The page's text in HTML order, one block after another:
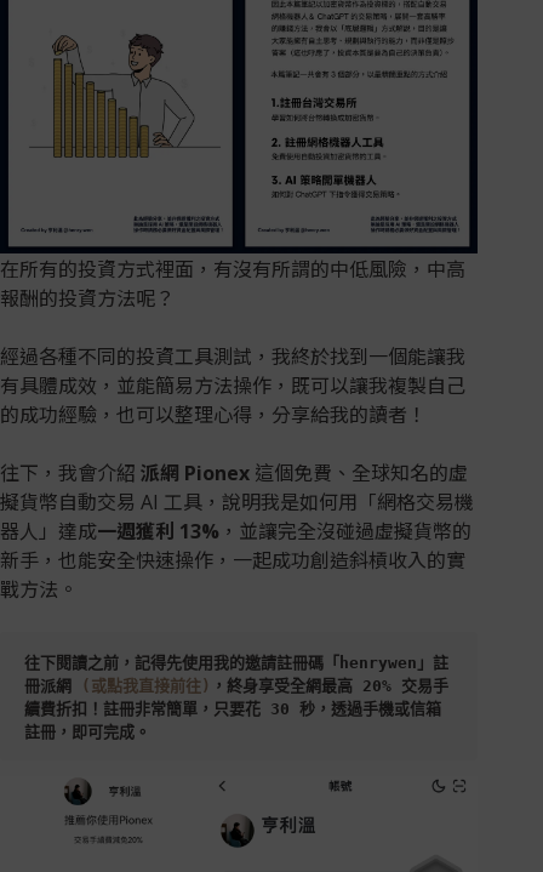
在所有的投資方式裡面，有沒有所謂的中低風險，中高
報酬的投資方法呢？
經過各種不同的投資工具測試，我終於找到一個能讓我
有具體成效，並能簡易方法操作，既可以讓我複製自己
的成功經驗，也可以整理心得，分享給我的讀者！
往下，我會介紹 派網 Pionex 這個免費、全球知名的虛
擬貨幣自動交易 AI 工具，說明我是如何用「網格交易機
器人」達成一週獲利 13% ，並讓完全沒碰過虛擬貨幣的
新手，也能安全快速操作，一起成功創造斜槓收入的實
戰方法。
往下閱讀之前，記得先使用我的邀請註冊碼「 henrywen 」註
冊派網 (或點我直接前往) ，終身享受全網最高 20% 交易手
續費折扣！註冊非常簡單，只要花 30 秒，透過手機或信箱
註冊，即可完成。